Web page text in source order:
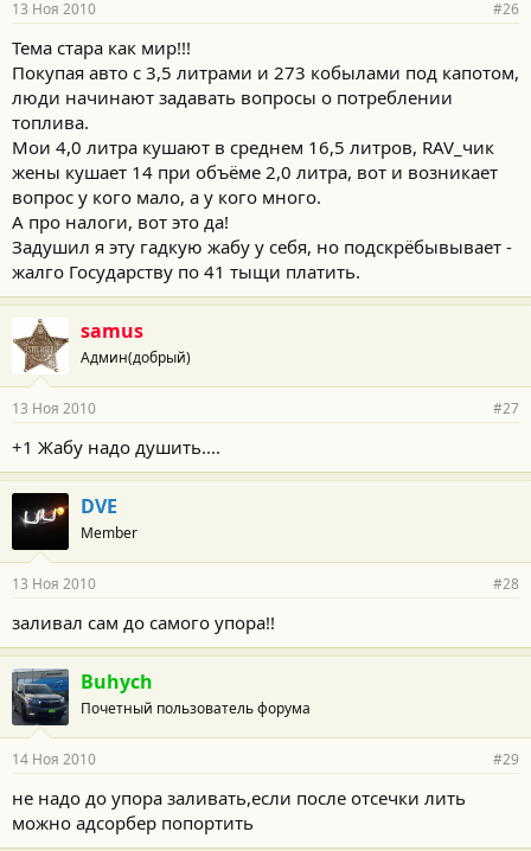
13 Ноя 2010 #26
Тема стара как мир!!!
Покупая авто с 3,5 литрами и 273 кобылами под капотом,
люди начинают задавать вопросы о потреблении
топлива.
Мои 4,0 литра кушают в среднем 16,5 литров, RAV_чик
жены кушает 14 при объёме 2,0 литра, вот и возникает
вопрос у кого мало, а у кого много.
А про налоги, вот это да!
Задушил я эту гадкую жабу у себя, но подскрёбывывает -
жалго Государству по 41 тыщи платить.
samus
Админ(добрый)
13 Ноя 2010 #27
+1 Жабу надо душить....
DVE
Member
13 Ноя 2010 #28
заливал сам до самого упора!!
Buhych
Почетный пользователь форума
14 Ноя 2010 #29
не надо до упора заливать,если после отсечки лить
можно адсорбер попортить